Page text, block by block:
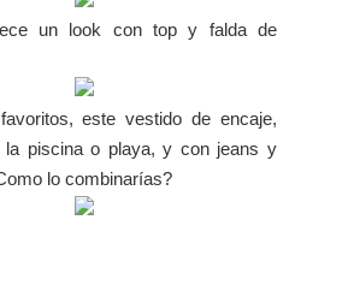
un look con top y falda de
este vestido de encaje,
la piscina o playa, y con jeans y
lo combinarías?